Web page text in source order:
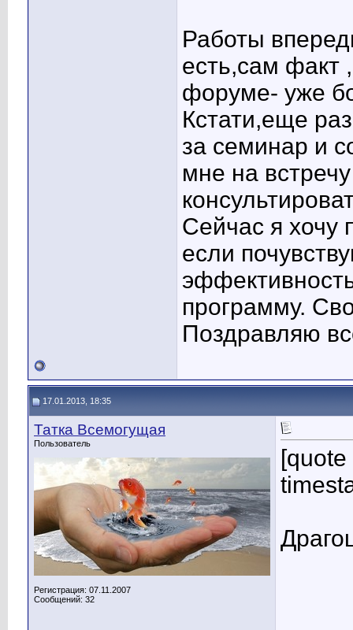
Работы
есть,сам факт
форуме- уже
Кстати,еще
за семинар и
мне на
Сейчас я хочу
если
программу.
Поздравляю
17.01.2013, 18:35
Татка Всемогущая
Пользователь
Регистрация: 07.11.2007
Сообщений: 32